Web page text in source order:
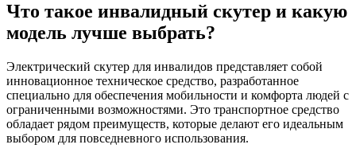
Что такое инвалидный скутер и какую
модель лучше выбрать?
Электрический скутер для инвалидов представляет собой
инновационное техническое средство, разработанное
специально для обеспечения мобильности и комфорта людей с
ограниченными возможностями. Это транспортное средство
обладает рядом преимуществ, которые делают его идеальным
выбором для повседневного использования.